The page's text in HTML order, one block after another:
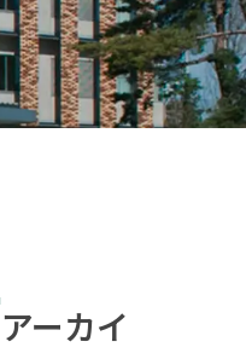
アーカイ